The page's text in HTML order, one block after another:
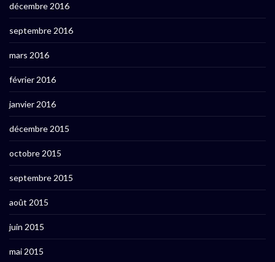
décembre 2016
septembre 2016
mars 2016
février 2016
janvier 2016
décembre 2015
octobre 2015
septembre 2015
août 2015
juin 2015
mai 2015